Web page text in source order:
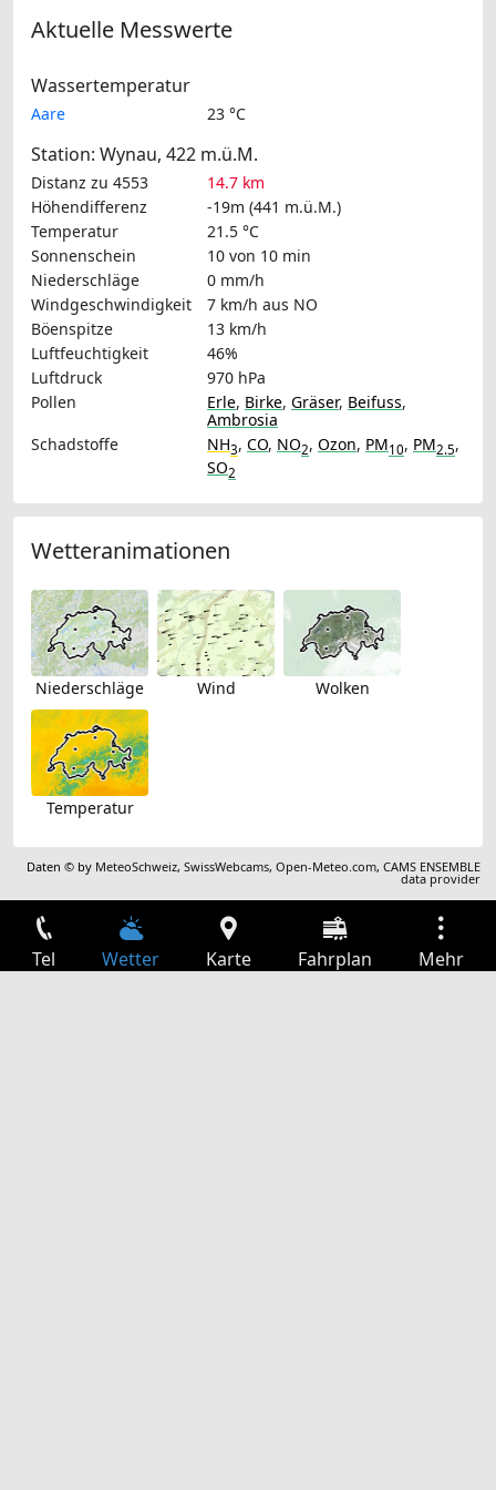
Aktuelle Messwerte
Wassertemperatur
Aare 23 °C
Station: Wynau, 422 m.ü.M.
Distanz zu 4553
14.7 km
Höhendifferenz
-19m (441 m.ü.M.)
Temperatur
21.5 °C
Sonnenschein
10 von 10 min
Niederschläge
0 mm/h
Windgeschwindigkeit
7 km/h aus NO
Böenspitze
13 km/h
Luftfeuchtigkeit
46%
Luftdruck
970 hPa
Pollen
Erle, Birke, Gräser, Beifuss,
Ambrosia
Schadstoffe
NH3, CO, NO2, Ozon, PM10, PM2.5,
SO2
Wetteranimationen
Niederschläge Wind Wolken
Temperatur
Daten © by MeteoSchweiz,SwissWebcams,Open-Meteo.com,CAMS ENSEMBLE
data provider
Tel Wetter Karte Fahrplan Mehr